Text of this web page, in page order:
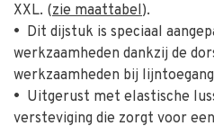
XXL. (zie maattabel).
• Dit dijstuk is speciaal
werkzaamheden dankzij de
werkzaamheden bij lijntoegang
• Uitgerust met elastische
versteviging die zorgt voor